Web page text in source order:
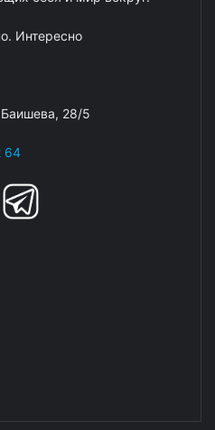
Интересно
28/5
64